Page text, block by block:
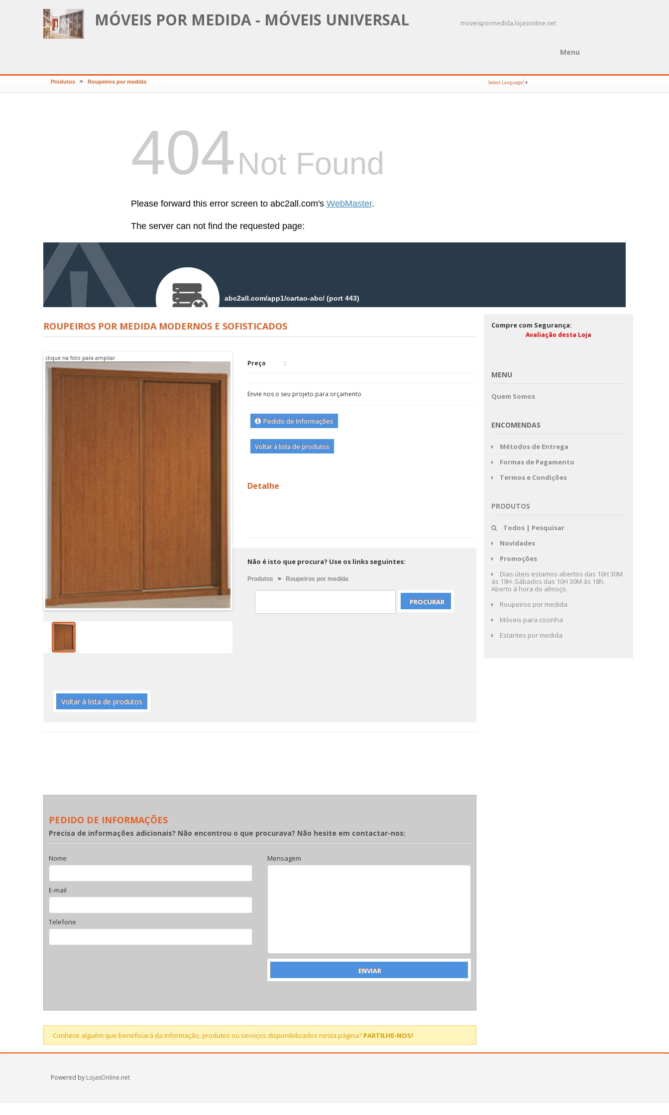
MÓVEIS POR MEDIDA - MÓVEIS UNIVERSAL moveispormedida.lojasonline.net
Menu
Produtos > Roupeiros por medida Select Language ▼
ROUPEIROS POR MEDIDA MODERNOS E SOFISTICADOS
clique na foto para ampliar
Preço
Envie nos o seu projeto para orçamento
Pedido de Informações
Voltar à lista de produtos
Detalhe
Não é isto que procura? Use os links seguintes:
Produtos > Roupeiros por medida
Voltar à lista de produtos
PEDIDO DE INFORMAÇÕES
Precisa de informações adicionais? Não encontrou o que procurava? Não hesite em contactar-nos:
Nome
E-mail
Telefone
Mensagem
Conhece alguém que beneficiará da informação, produtos ou serviços disponibilizados nesta página? PARTILHE-NOS!
Compre com Segurança:
Avaliação desta Loja
MENU
Quem Somos
ENCOMENDAS
Métodos de Entrega
Formas de Pagamento
Termos e Condições
PRODUTOS
Todos | Pesquisar
Novidades
Promoções
Dias úteis estamos abertos das 10H 30M
ás 19H .Sábados das 10H 30M ás 18h.
Aberto á hora do almoço.
Roupeiros por medida
Móveis para cozinha
Estantes por medida
Powered by LojasOnline.net